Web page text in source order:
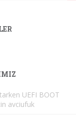
UEFI BOOT
avciufuk